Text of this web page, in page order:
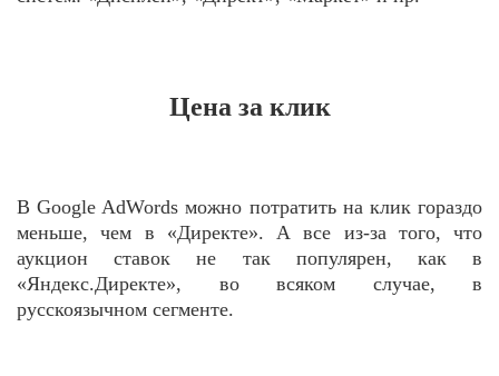
Цена за клик
В Google AdWords можно потратить на клик гораздо
меньше, чем в «Директе». А все из-за того, что
аукцион ставок не так популярен, как в
«Яндекс.Директе», во всяком случае, в
русскоязычном сегменте.